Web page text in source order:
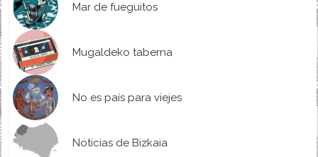
Mar de fueguitos
Mugaldeko taberna
No es país para viejes
Noticias de Bizkaia